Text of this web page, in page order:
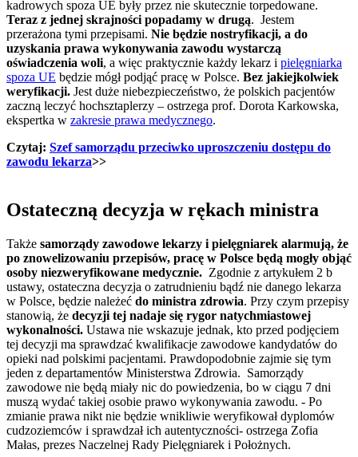
kadrowych spoza UE były przez nie skutecznie torpedowane.
Teraz z jednej skrajności popadamy w drugą. Jestem
przerażona tymi przepisami. Nie będzie nostryfikacji, a do
uzyskania prawa wykonywania zawodu wystarczą
oświadczenia woli, a więc praktycznie każdy lekarz i pielęgniarka
spoza UE będzie mógł podjąć pracę w Polsce. Bez jakiejkolwiek
weryfikacji. Jest duże niebezpieczeństwo, że polskich pacjentów
zaczną leczyć hochsztaplerzy – ostrzega prof. Dorota Karkowska,
ekspertka w zakresie prawa medycznego.
Czytaj: Szef samorządu przeciwko uproszczeniu dostępu do
zawodu lekarza>>
Ostateczną decyzja w rękach ministra
Także samorządy zawodowe lekarzy i pielęgniarek alarmują, że
po znowelizowaniu przepisów, pracę w Polsce będą mogły objąć
osoby niezweryfikowane medycznie. Zgodnie z artykułem 2 b
ustawy, ostateczna decyzja o zatrudnieniu bądź nie danego lekarza
w Polsce, będzie należeć do ministra zdrowia. Przy czym przepisy
stanowią, że decyzji tej nadaje się rygor natychmiastowej
wykonalności. Ustawa nie wskazuje jednak, kto przed podjęciem
tej decyzji ma sprawdzać kwalifikacje zawodowe kandydatów do
opieki nad polskimi pacjentami. Prawdopodobnie zajmie się tym
jeden z departamentów Ministerstwa Zdrowia. Samorządy
zawodowe nie będą miały nic do powiedzenia, bo w ciągu 7 dni
muszą wydać takiej osobie prawo wykonywania zawodu. - Po
zmianie prawa nikt nie będzie wnikliwie weryfikował dyplomów
cudzoziemców i sprawdzał ich autentyczności- ostrzega Zofia
Małas, prezes Naczelnej Rady Pielęgniarek i Położnych.